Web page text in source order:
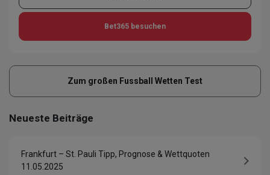
Bet365 besuchen
Zum großen Fussball Wetten Test
Neueste Beiträge
Frankfurt – St. Pauli Tipp, Prognose & Wettquoten
11.05.2025